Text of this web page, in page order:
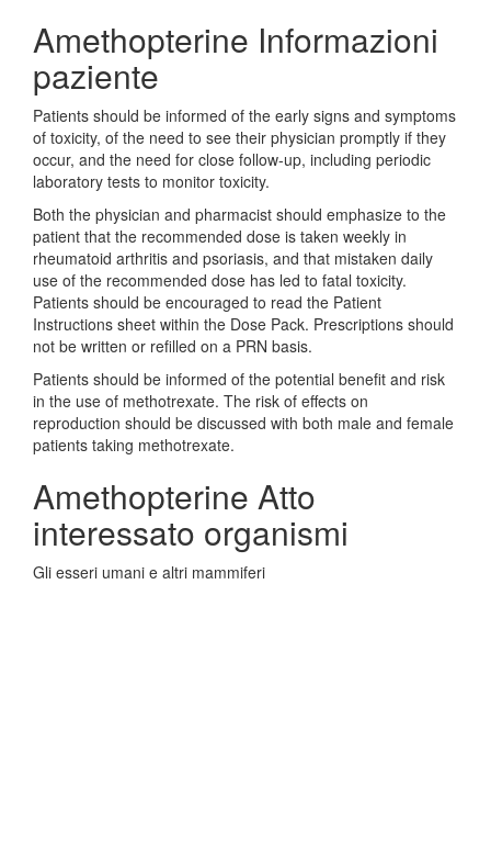
Amethopterine Informazioni
paziente
Patients should be informed of the early signs and symptoms
of toxicity, of the need to see their physician promptly if they
occur, and the need for close follow-up, including periodic
laboratory tests to monitor toxicity.
Both the physician and pharmacist should emphasize to the
patient that the recommended dose is taken weekly in
rheumatoid arthritis and psoriasis, and that mistaken daily
use of the recommended dose has led to fatal toxicity.
Patients should be encouraged to read the Patient
Instructions sheet within the Dose Pack. Prescriptions should
not be written or refilled on a PRN basis.
Patients should be informed of the potential benefit and risk
in the use of methotrexate. The risk of effects on
reproduction should be discussed with both male and female
patients taking methotrexate.
Amethopterine Atto
interessato organismi
Gli esseri umani e altri mammiferi